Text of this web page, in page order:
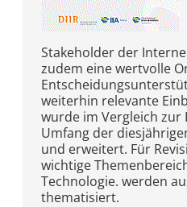
Stakeholder der
zudem eine wertvolle
weiterhin relevante
wurde im Vergleich zur
Umfang der
und erweitert. Für
wichtige
Technologie. werden
thematisiert.